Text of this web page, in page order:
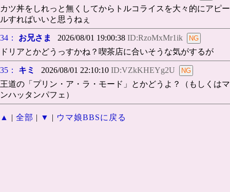
カツ丼をしれっと無くしてからトルコライスを大々的にアピー
ルすればいいと思うねぇ
34： お兄さま 2026/08/01 19:00:38 ID:RzoMxMr1ik
ドリアとかどうっすかね？喫茶店に合いそうな気がするが
35： キミ 2026/08/01 22:10:10 ID:VZkKHEYg2U
王道の「プリン・ア・ラ・モード」とかどうよ？（もしくはマ
ンハッタンパフェ）
▲ | 全部 | ▼ | ウマ娘BBSに戻る